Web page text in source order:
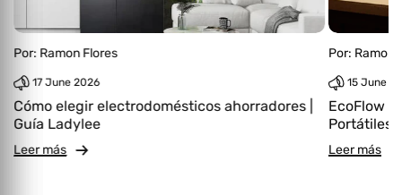
Por: Ramon Flores
17 June 2026
Cómo elegir electrodomésticos ahorradores |
Guía Ladylee
Leer más
Por: Ramon
15 June
EcoFlow |
Portátiles
Leer más